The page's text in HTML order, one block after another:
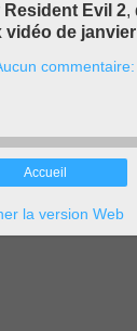
Resident Evil 2,
de janvier
commentaire:
Accueil
la version Web